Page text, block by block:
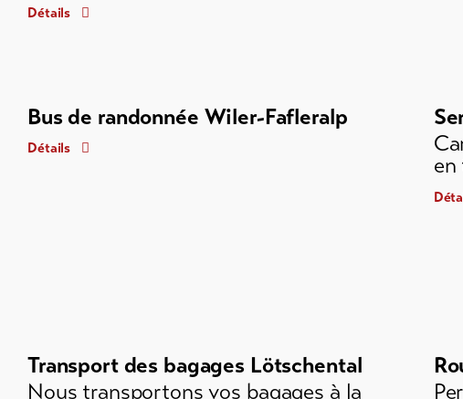
Détails
Bus de randonnée Wiler-Fafleralp
Détails
Transport des bagages Lötschental
Nous transportons vos bagages à la